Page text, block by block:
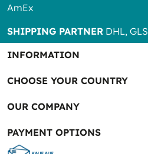
AmEx
SHIPPING PARTNER DHL, GLS
INFORMATION
CHOOSE YOUR COUNTRY
OUR COMPANY
PAYMENT OPTIONS